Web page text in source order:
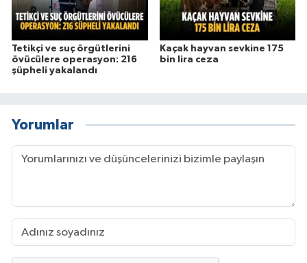
Tetikçi ve suç örgütlerini
övücülere operasyon: 216
şüpheli yakalandı
Kaçak hayvan sevkine 175
bin lira ceza
Yorumlar